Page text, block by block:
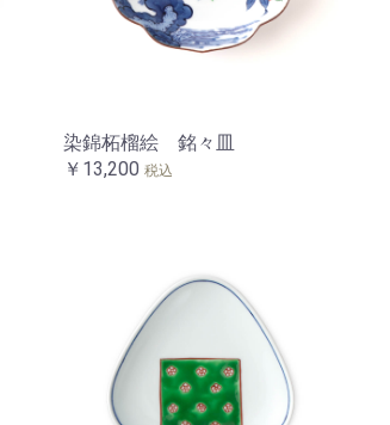
染錦柘榴絵 銘々皿
￥13,200 税込